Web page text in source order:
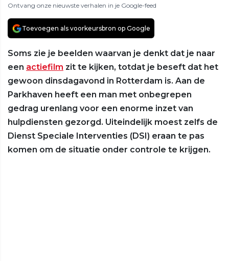
Ontvang onze nieuwste verhalen in je Google-feed
Toevoegen als voorkeursbron op Google
Soms zie je beelden waarvan je denkt dat je naar
een actiefilm zit te kijken, totdat je beseft dat het
gewoon dinsdagavond in Rotterdam is. Aan de
Parkhaven heeft een man met onbegrepen
gedrag urenlang voor een enorme inzet van
hulpdiensten gezorgd. Uiteindelijk moest zelfs de
Dienst Speciale Interventies (DSI) eraan te pas
komen om de situatie onder controle te krijgen.